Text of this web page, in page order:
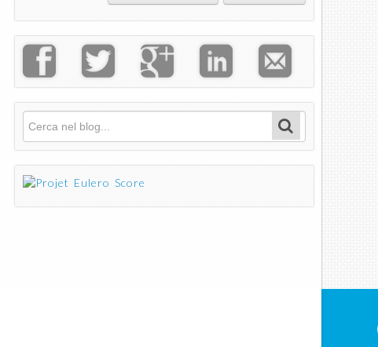
Form di ricerca